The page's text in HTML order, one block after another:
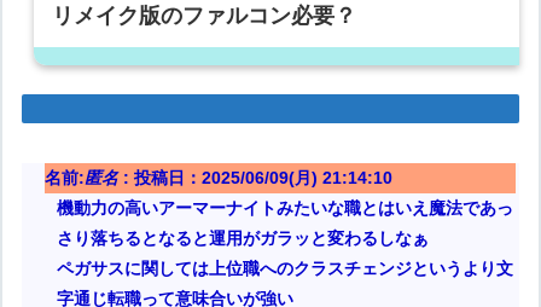
リメイク版のファルコン必要？
名前:匿名: 投稿日：2025/06/09(月) 21:14:10
機動力の高いアーマーナイトみたいな職とはいえ魔法であっ
さり落ちるとなると運用がガラッと変わるしなぁ
ペガサスに関しては上位職へのクラスチェンジというより文
字通じ転職って意味合いが強い